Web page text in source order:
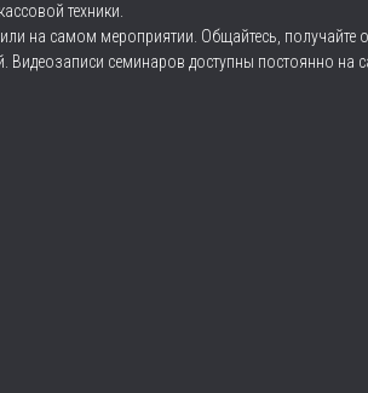
техники.
на самом мероприятии. Общайтесь, получайте
семинаров доступны постоянно на